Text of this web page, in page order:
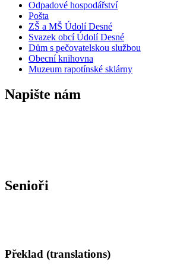
Odpadové hospodářství
Pošta
ZŠ a MŠ Údolí Desné
Svazek obcí Údolí Desné
Dům s pečovatelskou službou
Obecní knihovna
Muzeum rapotínské sklárny
Napište nám
Senioři
Překlad (translations)